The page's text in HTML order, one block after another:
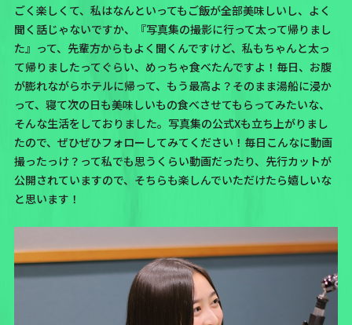
ごく楽しくて、私はなんといっても ご飯が全部美味しい し、よく
聞く話じゃないですか、『写真集の撮影に行って太って帰りまし
た』って、先輩方からもよく聞くんですけど、 私もちゃんと太っ
て帰りましたってぐらい、めっちゃ食べたんですよ！ 毎日、お腹
が膨れながらホテルに帰って、もう最高よ？そのまま湯船に浸か
って、寝て次の日も美味しいもの食べさせてもらってみたいな、
そんな生活をしておりました。 写真集の公式Xも立ち上がりまし
たので、ぜひぜひフォローしてみてください！毎日こんなに動画
撮ったっけ？って私でも思うくらい動画だったり、先行カットが
公開されていますので、そちらも楽しんでいただけたら嬉しいな
と思います！